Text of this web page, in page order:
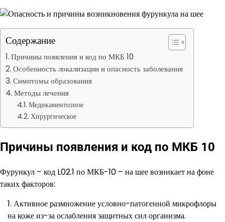
Содержание
Причины появления и код по МКБ 10
Особенность локализации и опасность заболевания
Симптомы образования
Методы лечения
Медикаментозное
Хирургическое
Причины появления и код по МКБ 10
Фурункул – код L02.1 по МКБ-10 – на шее возникает на фоне
таких факторов:
Активное размножение условно-патогенной микрофлоры
на коже из-за ослабления защитных сил организма.